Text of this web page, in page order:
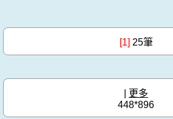
[1] 25筆
更多
448*896